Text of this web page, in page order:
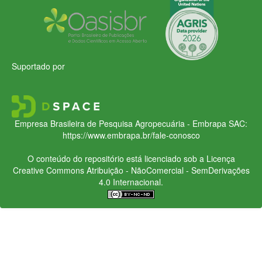
Suportado por
Empresa Brasileira de Pesquisa Agropecuária - Embrapa SAC:
https://www.embrapa.br/fale-conosco
O conteúdo do repositório está licenciado sob a Licença
Creative CommonsAtribuição - NãoComercial - SemDerivações
4.0 Internacional.